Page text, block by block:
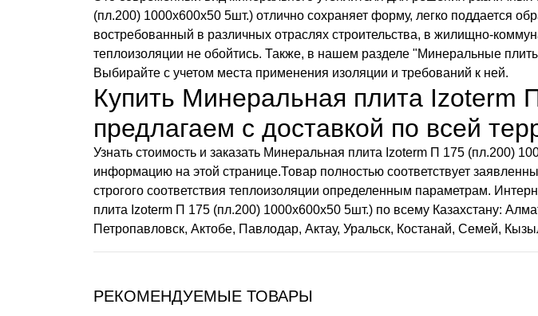
(пл.200) 1000х600х50 5шт.) отлично сохраняет форму, легко поддается
востребованный в различных отраслях строительства, в жилищно-
теплоизоляции не обойтись. Также, в нашем разделе "Минеральные
Выбирайте с учетом места применения изоляции и требований к ней.
Купить Минеральная плита Izoterm
предлагаем с доставкой по всей
Узнать стоимость и заказать Минеральная плита Izoterm П 175 (пл.200)
информацию на этой странице.Товар полностью соответствует
строгого соответствия теплоизоляции определенным параметрам.
плита Izoterm П 175 (пл.200) 1000х600х50 5шт.) по всему Казахстану:
Петропавловск, Актобе, Павлодар, Актау, Уральск, Костанай, Семей,
РЕКОМЕНДУЕМЫЕ ТОВАРЫ